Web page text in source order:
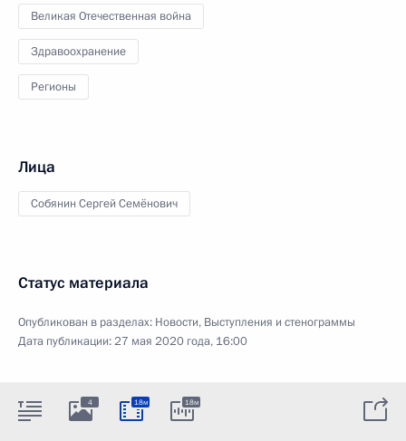
Великая Отечественная война
Здравоохранение
Регионы
Лица
Собянин Сергей Семёнович
Статус материала
Опубликован в разделах: Новости, Выступления и стенограммы
Дата публикации:27 мая 2020 года, 16:00
4 18м 18м